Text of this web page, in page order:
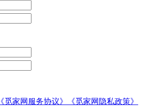
《觅家网服务协议》
《觅家网隐私政策》